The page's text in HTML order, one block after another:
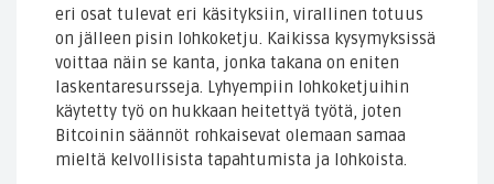
eri osat tulevat eri käsityksiin, virallinen totuus
on jälleen pisin lohkoketju. Kaikissa kysymyksissä
voittaa näin se kanta, jonka takana on eniten
laskentaresursseja. Lyhyempiin lohkoketjuihin
käytetty työ on hukkaan heitettyä työtä, joten
Bitcoinin säännöt rohkaisevat olemaan samaa
mieltä kelvollisista tapahtumista ja lohkoista.